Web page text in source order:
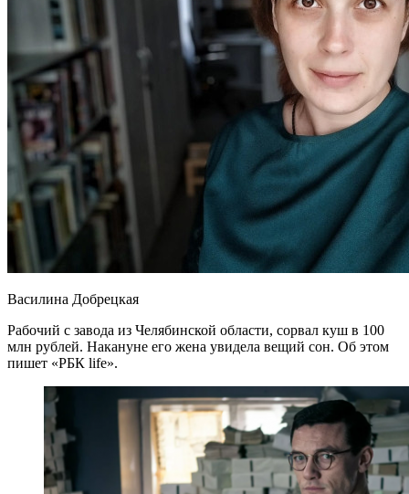
Василина Добрецкая
Рабочий с завода из Челябинской области, сорвал куш в 100
млн рублей. Накануне его жена увидела вещий сон. Об этом
пишет «РБК life».